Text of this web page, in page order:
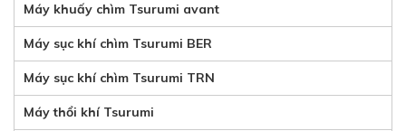
Máy khuấy chìm Tsurumi avant
Máy sục khí chìm Tsurumi BER
Máy sục khí chìm Tsurumi TRN
Máy thổi khí Tsurumi